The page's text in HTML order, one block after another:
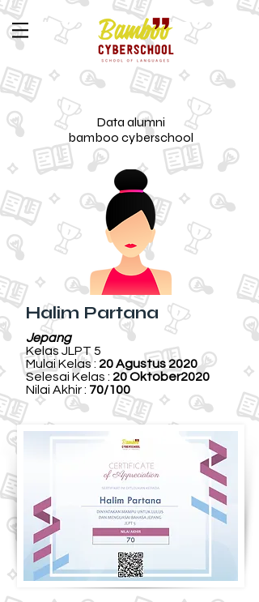
Data alumni
bamboo cyberschool
Halim Partana
Jepang
Kelas JLPT 5
Mulai Kelas : 20 Agustus 2020
Selesai Kelas : 20 Oktober2020
Nilai Akhir : 70/100